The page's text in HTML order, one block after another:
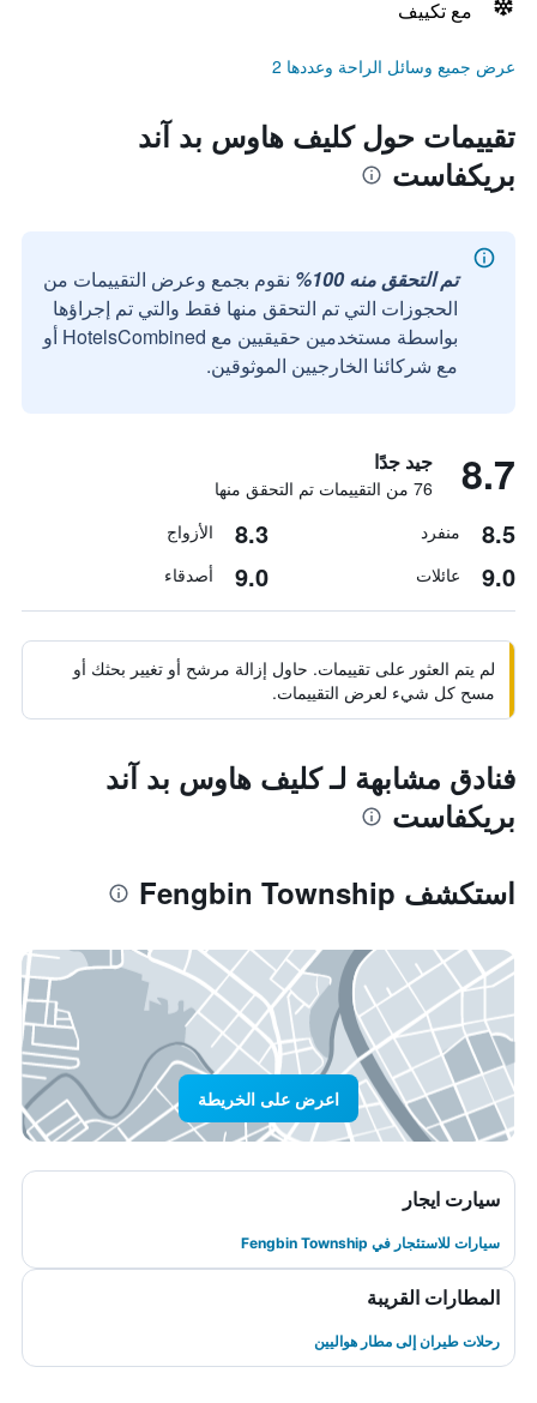
مع تكييف
عرض جميع وسائل الراحة وعددها 2
تقييمات حول كليف هاوس بد آند
بريكفاست
تم التحقق منه 100%
نقوم بجمع وعرض التقييمات من
الحجوزات التي تم التحقق منها فقط والتي تم إجراؤها
بواسطة مستخدمين حقيقيين مع HotelsCombined أو
مع شركائنا الخارجيين الموثوقين.
8.7 جيد جدًا
76 من التقييمات تم التحقق منها
8.5 منفرد 8.3 الأزواج
9.0 عائلات 9.0 أصدقاء
لم يتم العثور على تقييمات. حاول إزالة مرشح أو تغيير بحثك أو
مسح كل شيء لعرض التقييمات.
فنادق مشابهة لـ كليف هاوس بد آند
بريكفاست
استكشف Fengbin Township
اعرض على الخريطة
سيارت ايجار
سيارات للاستئجار في Fengbin Township
المطارات القريبة
رحلات طيران إلى مطار هواليين